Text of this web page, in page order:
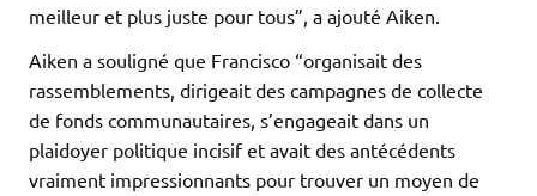
meilleur et plus juste pour tous”, a ajouté Aiken.
Aiken a souligné que Francisco “organisait des
rassemblements, dirigeait des campagnes de collecte
de fonds communautaires, s’engageait dans un
plaidoyer politique incisif et avait des antécédents
vraiment impressionnants pour trouver un moyen de